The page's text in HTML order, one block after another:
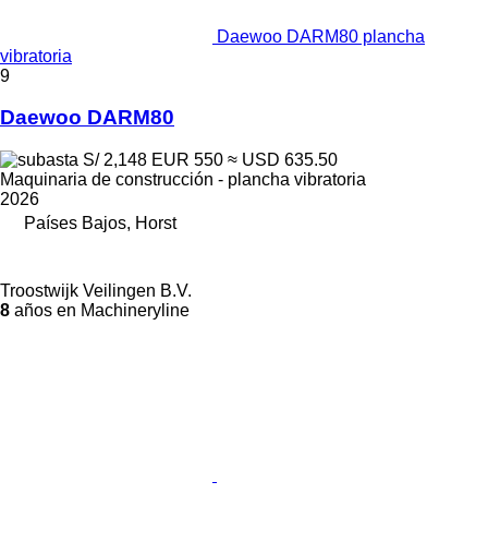
Daewoo DARM80 plancha
vibratoria
9
Daewoo DARM80
S/ 2,148 EUR 550 ≈ USD 635.50
Maquinaria de construcción - plancha vibratoria
2026
Países Bajos, Horst
Troostwijk Veilingen B.V.
8 años en Machineryline